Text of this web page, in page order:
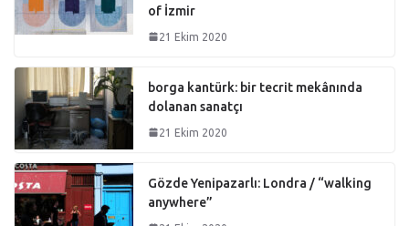
of İzmir
21 Ekim 2020
borga kantürk: bir tecrit mekânında
dolanan sanatçı
21 Ekim 2020
Gözde Yenipazarlı: Londra / “walking
anywhere”